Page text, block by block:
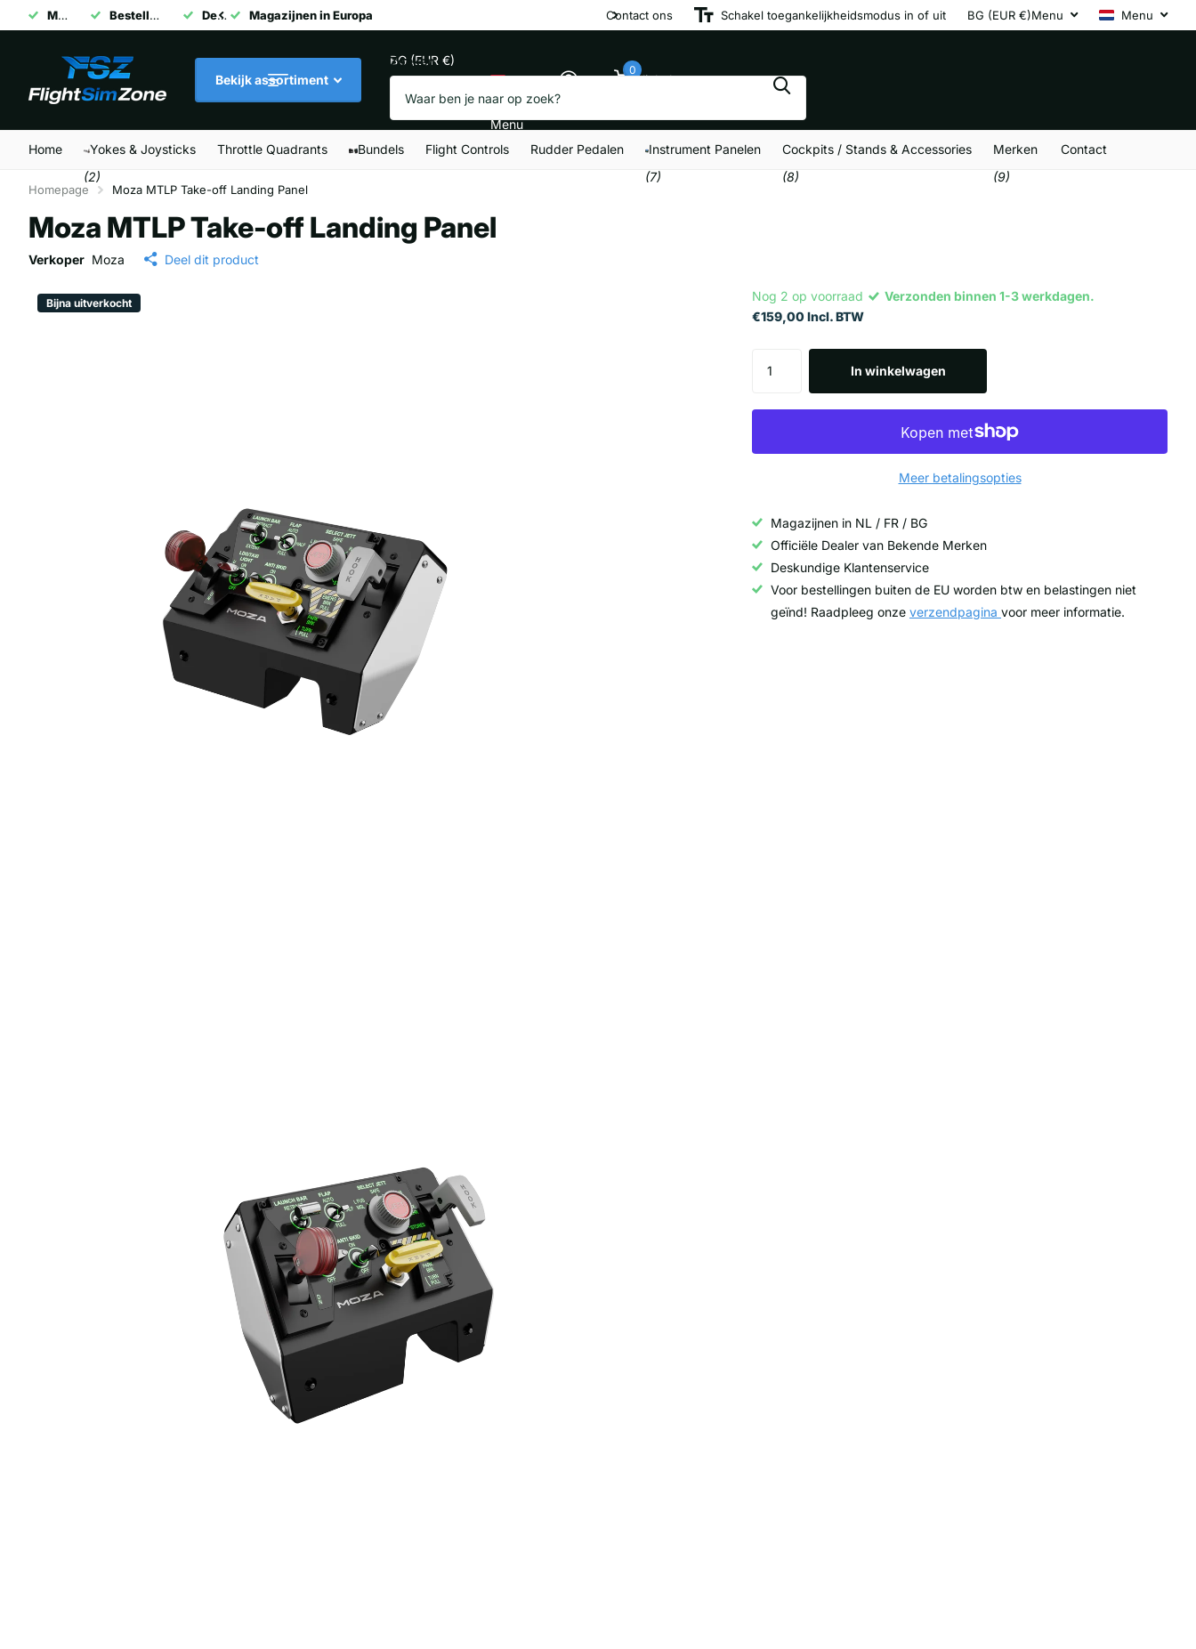
Magazijnen in Europa Bestellingen voor 14:00 uur dezelfde dag verzonden Deskundige klantenservice Bestellingen voor 14:00 uur dezelfde dag verzonden Contact ons Schakel toegankelijkheidsmodus in of uit BG (EUR €)Menu Menu
Bekijk assortiment
Zoeken
BG (EUR €)
Menu
Menu
Winkelwagen
0
Home
Yokes & Joysticks
(2)
Throttle Quadrants Bundels Flight Controls Rudder Pedalen
Instrument Panelen
(7)
Cockpits / Stands & Accessories
(8)
Merken
(9)
Contact
Homepage Moza MTLP Take-off Landing Panel
Moza MTLP Take-off Landing Panel
Verkoper Moza Deel dit product
Bijna uitverkocht Nog 2 op voorraad
Verzonden binnen 1-3 werkdagen.
€159,00 Incl. BTW
In winkelwagen
Meer betalingsopties
Magazijnen in NL / FR / BG
Officiële Dealer van Bekende Merken
Deskundige Klantenservice
Voor bestellingen buiten de EU worden btw en belastingen niet
geïnd! Raadpleeg onze verzendpagina voor meer informatie.